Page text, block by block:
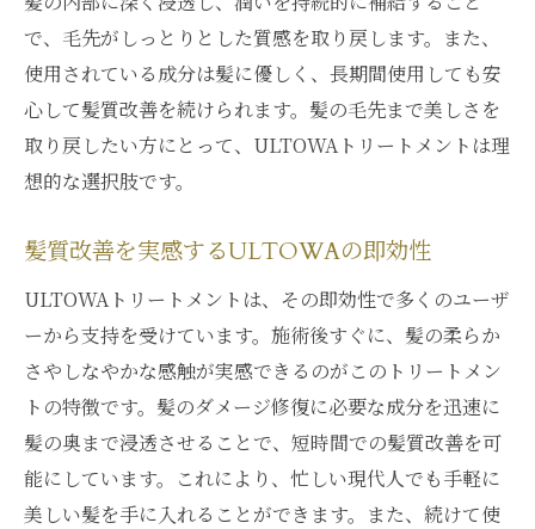
で、毛先がしっとりとした質感を取り戻します。また、
使用されている成分は髪に優しく、長期間使用しても安
心して髪質改善を続けられます。髪の毛先まで美しさを
取り戻したい方にとって、ULTOWAトリートメントは理
想的な選択肢です。
髪質改善を実感するULTOWAの即効性
ULTOWAトリートメントは、その即効性で多くのユーザ
ーから支持を受けています。施術後すぐに、髪の柔らか
さやしなやかな感触が実感できるのがこのトリートメン
トの特徴です。髪のダメージ修復に必要な成分を迅速に
髪の奥まで浸透させることで、短時間での髪質改善を可
能にしています。これにより、忙しい現代人でも手軽に
美しい髪を手に入れることができます。また、続けて使